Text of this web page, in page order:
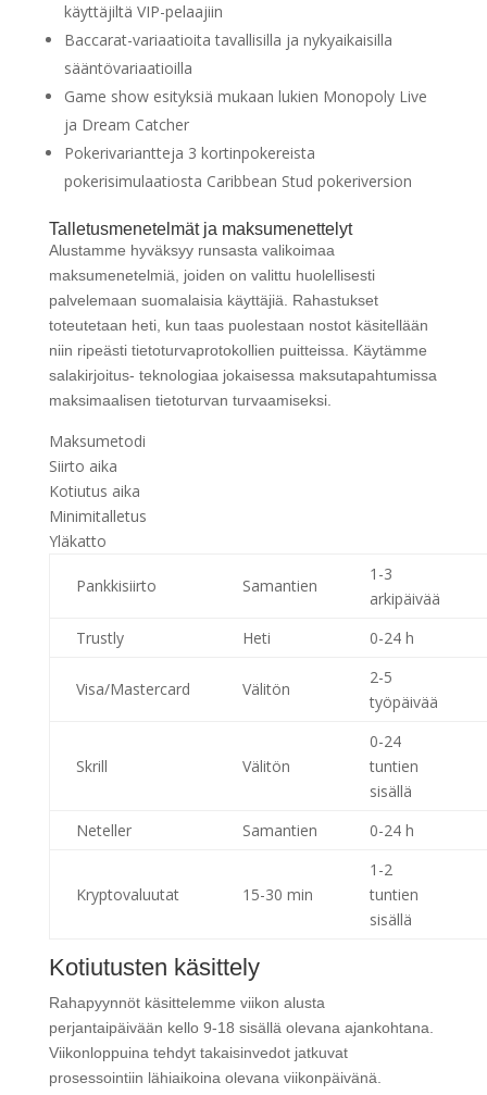
käyttäjiltä VIP-pelaajiin
Baccarat-variaatioita tavallisilla ja nykyaikaisilla
sääntövariaatioilla
Game show esityksiä mukaan lukien Monopoly Live
ja Dream Catcher
Pokerivariantteja 3 kortinpokereista
pokerisimulaatiosta Caribbean Stud pokeriversion
Talletusmenetelmät ja maksumenettelyt
Alustamme hyväksyy runsasta valikoimaa
maksumenetelmiä, joiden on valittu huolellisesti
palvelemaan suomalaisia käyttäjiä. Rahastukset
toteutetaan heti, kun taas puolestaan nostot käsitellään
niin ripeästi tietoturvaprotokollien puitteissa. Käytämme
salakirjoitus- teknologiaa jokaisessa maksutapahtumissa
maksimaalisen tietoturvan turvaamiseksi.
Maksumetodi
Siirto aika
Kotiutus aika
Minimitalletus
Yläkatto
Pankkisiirto Samantien
1-3
arkipäivää
Trustly
Heti 0-24 h
Visa/Mastercard Välitön
2-5
työpäivää
Skrill Välitön
0-24
tuntien
sisällä
Neteller
Samantien 0-24 h
Kryptovaluutat 15-30 min
1-2
tuntien
sisällä
Kotiutusten käsittely
Rahapyynnöt käsittelemme viikon alusta
perjantaipäivään kello 9-18 sisällä olevana ajankohtana.
Viikonloppuina tehdyt takaisinvedot jatkuvat
prosessointiin lähiaikoina olevana viikonpäivänä.